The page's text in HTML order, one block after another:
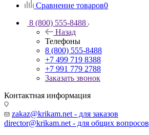
Сравнение товаров0
8 (800) 555-8488
Назад
Телефоны
8 (800) 555-8488
+7 499 719 8388
+7 991 779 2788
Заказать звонок
Контактная информация
zakaz@krikam.net - для заказов
director@krikam.net - для общих вопросов